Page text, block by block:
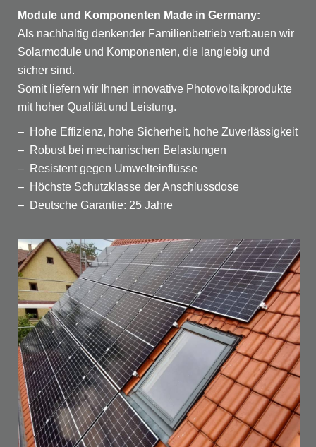
Module und Komponenten Made in Germany:
Als nachhaltig denkender Familienbetrieb verbauen wir
Solar­module und Komponenten, die langlebig und
sicher sind.
Somit liefern wir Ihnen innovative Photovoltaik­produkte
mit hoher Qualität und Leistung.
– Hohe Effizienz, hohe Sicherheit, hohe Zuverlässigkeit
– Robust bei mechanischen Belastungen
– Resistent gegen Umwelteinflüsse
– Höchste Schutzklasse der Anschlussdose
– Deutsche Garantie: 25 Jahre